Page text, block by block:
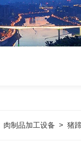
肉制品加工设备 > 猪